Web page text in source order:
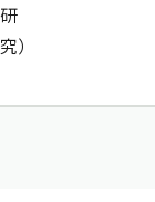
研
究）